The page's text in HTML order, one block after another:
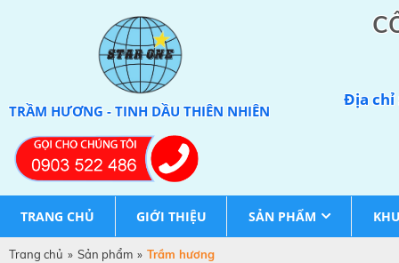
TRẦM HƯƠNG - TINH DẦU THIÊN NHIÊN
Địa chỉ
TRANG CHỦ GIỚI THIỆU SẢN PHẨM
Trang chủ » Sản phẩm » Trầm hương